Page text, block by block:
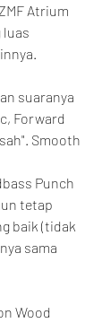
Atrium
luas
suaranya
Forward
Smooth
Punch
tetap
baik (tidak
sama
Wood